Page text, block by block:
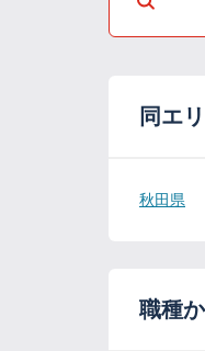
同エ
秋田県
職種